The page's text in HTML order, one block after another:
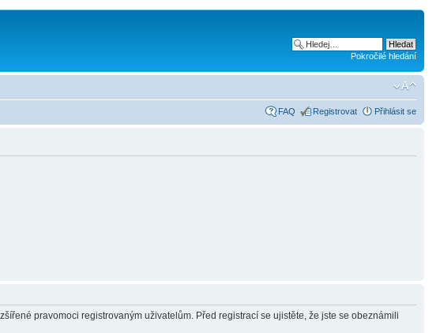
Pokročilé hledání
FAQ Registrovat Přihlásit se
pravomoci registrovaným uživatelům. Před registrací se ujistěte, že jste se obeznámili